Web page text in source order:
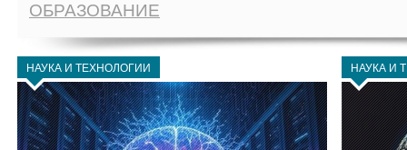
ОБРАЗОВАНИЕ
НАУКА И ТЕХНОЛОГИИ НАУКА И